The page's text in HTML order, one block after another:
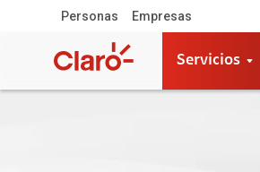
Personas Empresas
Servicios